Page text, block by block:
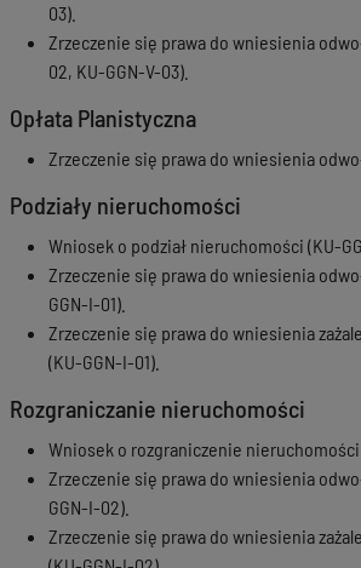
03).
Zrzeczenie się prawa do wniesienia
02, KU-GGN-V-03).
Opłata Planistyczna
Zrzeczenie się prawa do wniesienia
Podziały nieruchomości
Wniosek o podział nieruchomości (KU-
Zrzeczenie się prawa do wniesienia
GGN-I-01).
Zrzeczenie się prawa do wniesienia
(KU-GGN-I-01).
Rozgraniczanie nieruchomości
Wniosek o rozgraniczenie nieruchomości
Zrzeczenie się prawa do wniesienia
GGN-I-02).
Zrzeczenie się prawa do wniesienia